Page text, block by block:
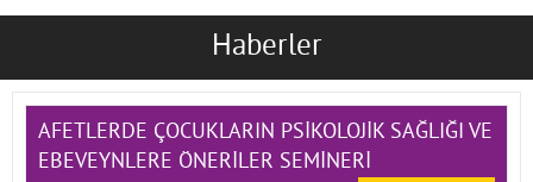
Ana Sayfa
Okullarımız
Uluslararası Programlar
Haberler
AFETLERDE ÇOCUKLARIN PSİKOLOJİK SAĞLIĞI VE
EBEVEYNLERE ÖNERİLER SEMİNERİ